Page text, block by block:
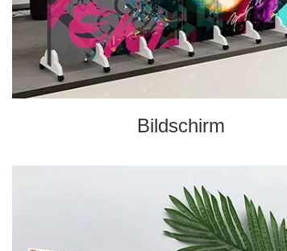
Bildschirm